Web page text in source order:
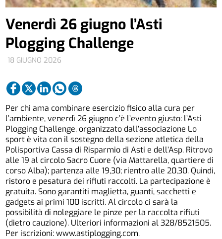
18 GIUGNO 2026
Venerdì 26 giugno l’Asti
Plogging Challenge
Per chi ama combinare esercizio fisico alla cura per
l’ambiente, venerdì 26 giugno c’è l’evento giusto: l’Asti
Plogging Challenge, organizzato dall’associazione Lo
sport è vita con il sostegno della sezione atletica della
Polisportiva Cassa di Risparmio di Asti e dell’Asp. Ritrovo
alle 19 al circolo Sacro Cuore (via Mattarella, quartiere di
corso Alba); partenza alle 19,30; rientro alle 20,30. Quindi,
ristoro e pesatura dei rifiuti raccolti. La partecipazione è
gratuita. Sono garantiti maglietta, guanti, sacchetti e
gadgets ai primi 100 iscritti. Al circolo ci sarà la
possibilità di noleggiare le pinze per la raccolta rifiuti
(dietro cauzione). Ulteriori informazioni al 328/8521505.
Per iscrizioni: www.astiplogging.com.